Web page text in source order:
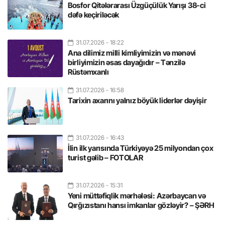
Bosfor Qitələrarası Üzgüçülük Yarışı 38-ci
dəfə keçiriləcək
31.07.2026 - 18:22
Ana dilimiz milli kimliyimizin və mənəvi
birliyimizin əsas dayağıdır – Tənzilə
Rüstəmxanlı
31.07.2026 - 16:58
Tarixin axarını yalnız böyük liderlər dəyişir
31.07.2026 - 16:43
İlin ilk yarısında Türkiyəyə 25 milyondan çox
turist gəlib – FOTOLAR
31.07.2026 - 15:31
Yeni müttəfiqlik mərhələsi: Azərbaycan və
Qırğızıstanı hansı imkanlar gözləyir? – ŞƏRH